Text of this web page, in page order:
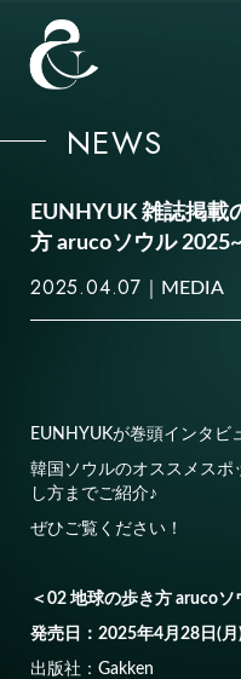
NEWS
EUNHYUK 雑誌掲載
方 arucoソウル
2025.04.07 MEDIA
EUNHYUKが巻頭インタビ
韓国ソウルのオススメスポ
し方までご紹介♪
ぜひご覧ください！
＜02 地球の歩き方 aruco
発売日：2025年4月28日(月
出版社：Gakken